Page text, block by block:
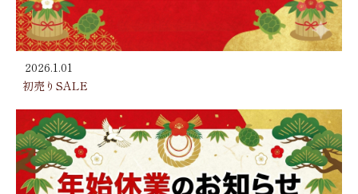
2026.1.01
初売りSALE